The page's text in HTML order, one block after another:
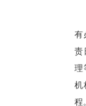
有
责
理
机
程